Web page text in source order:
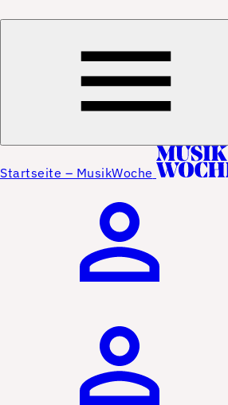
Startseite – MusikWoche